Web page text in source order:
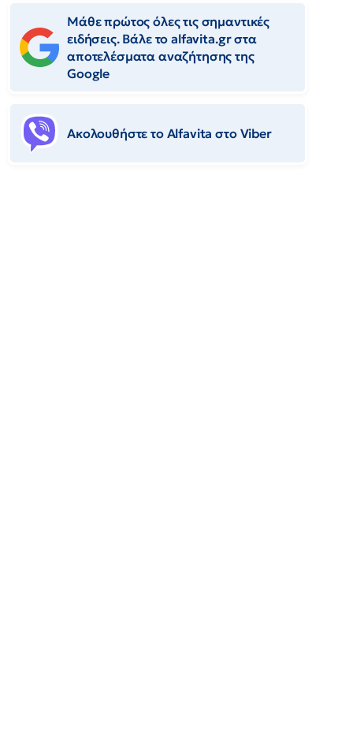
Μάθε πρώτος όλες τις σημαντικές
ειδήσεις. Βάλε το alfavita.gr στα
αποτελέσματα αναζήτησης της
Google
Ακολουθήστε το Αlfavita στο Viber